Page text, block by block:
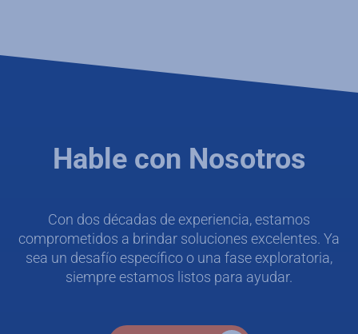
Hable con Nosotros
Con dos décadas de experiencia, estamos
comprometidos a brindar soluciones excelentes. Ya
sea un desafío específico o una fase exploratoria,
siempre estamos listos para ayudar.